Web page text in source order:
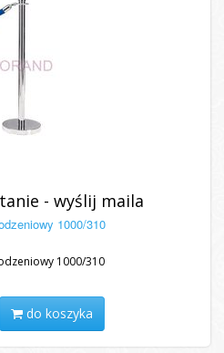
- wyślij maila
1000/310
1000/310
do koszyka